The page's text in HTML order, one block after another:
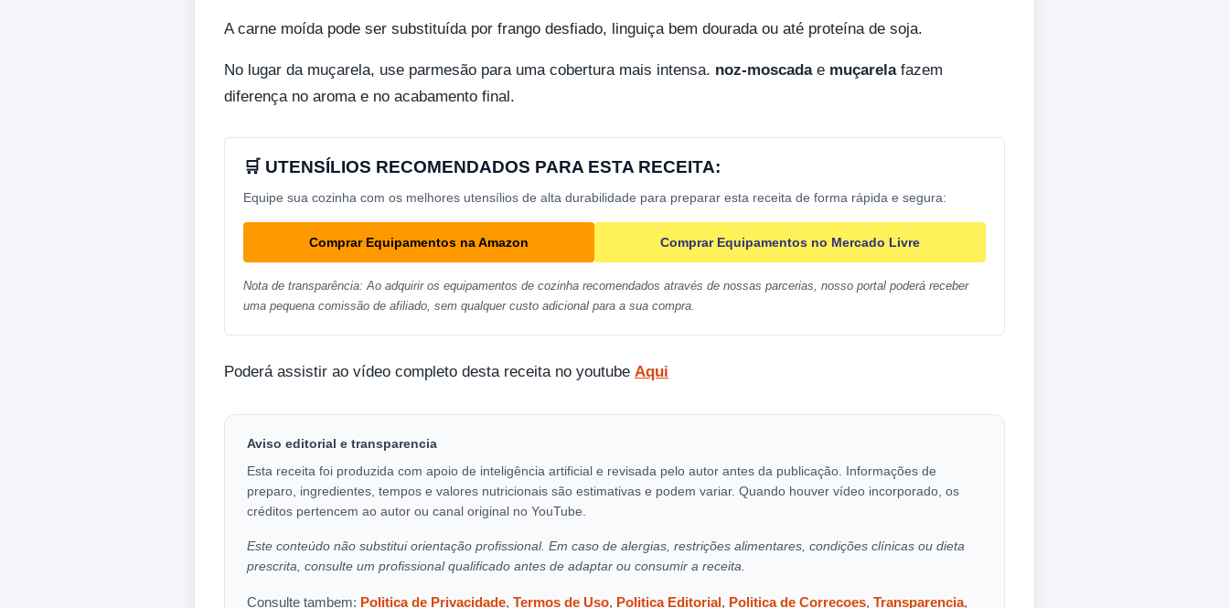
A carne moída pode ser substituída por frango desfiado, linguiça bem dourada ou até proteína de soja.
No lugar da muçarela, use parmesão para uma cobertura mais intensa. noz-moscadae muçarelafazem
diferença no aroma e no acabamento final.
🛒 UTENSÍLIOS RECOMENDADOS PARA ESTA RECEITA:
Equipe sua cozinha com os melhores utensílios de alta durabilidade para preparar esta receita de forma rápida e segura:
Comprar Equipamentos na Amazon Comprar Equipamentos no Mercado Livre
Nota de transparência: Ao adquirir os equipamentos de cozinha recomendados através de nossas parcerias, nosso portal poderá receber
uma pequena comissão de afiliado, sem qualquer custo adicional para a sua compra.
Poderá assistir ao vídeo completo desta receita no youtube Aqui
Aviso editorial e transparencia
Esta receita foi produzida com apoio de inteligência artificial e revisada pelo autor antes da publicação. Informações de
preparo, ingredientes, tempos e valores nutricionais são estimativas e podem variar. Quando houver vídeo incorporado, os
créditos pertencem ao autor ou canal original no YouTube.
Este conteúdo não substitui orientação profissional. Em caso de alergias, restrições alimentares, condições clínicas ou dieta
prescrita, consulte um profissional qualificado antes de adaptar ou consumir a receita.
Consulte tambem: Politica de Privacidade, Termos de Uso, Politica Editorial, Politica de Correcoes, Transparencia,